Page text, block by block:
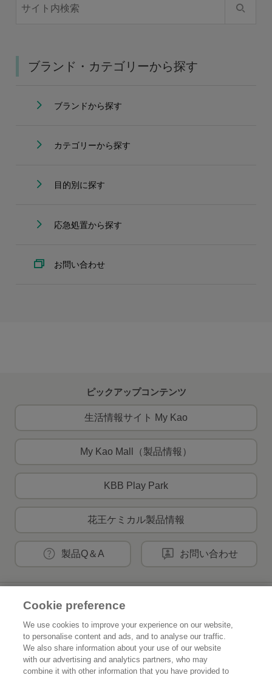
ブランド・カテゴリーから探す
ブランドから探す
カテゴリーから探す
目的別に探す
応急処置から探す
お問い合わせ
ピックアップコンテンツ
生活情報サイト My Kao
My Kao Mall（製品情報）
KBB Play Park
花王ケミカル製品情報
製品Q＆A お問い合わせ
花王公式SNSアカウント
Home 花王について
Cookie preference
We use cookies to improve your experience on our website,
to personalise content and ads, and to analyse our traffic.
We also share information about your use of our website
with our advertising and analytics partners, who may
combine it with other information that you have provided to